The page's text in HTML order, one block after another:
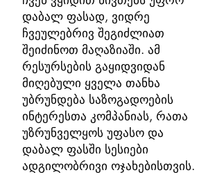
დაბალ ფასად, ვიდრე
ჩვეულებრივ შეგიძლიათ
შეიძინოთ მაღაზიაში. ამ
რესურსების გაყიდვიდან
მიღებული ყველა თანხა
უბრუნდება საზოგადოების
ინტერესთა კომპანიას, რათა
უზრუნველყოს უფასო და
დაბალ ფასში სესიები
ადგილობრივი ოჯახებისთვის.